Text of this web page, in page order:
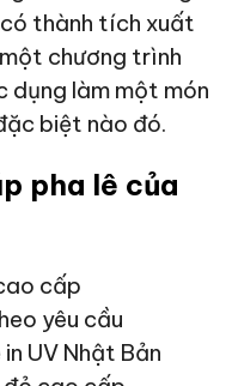
thành tích xuất
chương trình
dụng làm một món
biệt nào đó.
pha lê của
cấp
yêu cầu
UV Nhật Bản